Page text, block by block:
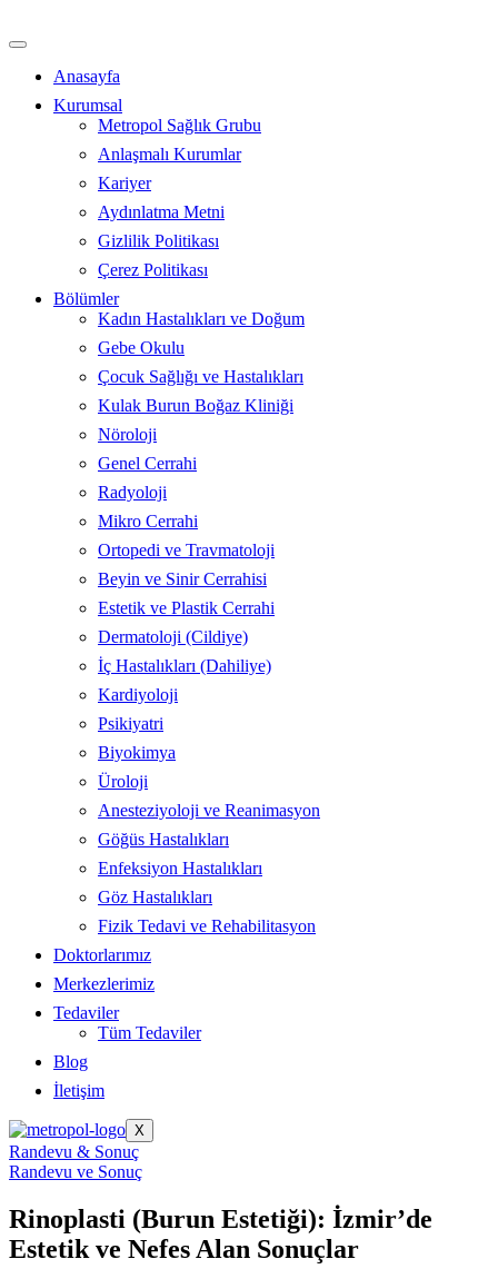
atla
Anasayfa
Kurumsal
Metropol Sağlık Grubu
Anlaşmalı Kurumlar
Kariyer
Aydınlatma Metni
Gizlilik Politikası
Çerez Politikası
Bölümler
Kadın Hastalıkları ve Doğum
Gebe Okulu
Çocuk Sağlığı ve Hastalıkları
Kulak Burun Boğaz Kliniği
Nöroloji
Genel Cerrahi
Radyoloji
Mikro Cerrahi
Ortopedi ve Travmatoloji
Beyin ve Sinir Cerrahisi
Estetik ve Plastik Cerrahi
Dermatoloji (Cildiye)
İç Hastalıkları (Dahiliye)
Kardiyoloji
Psikiyatri
Biyokimya
Üroloji
Anesteziyoloji ve Reanimasyon
Göğüs Hastalıkları
Enfeksiyon Hastalıkları
Göz Hastalıkları
Fizik Tedavi ve Rehabilitasyon
Doktorlarımız
Merkezlerimiz
Tedaviler
Tüm Tedaviler
Blog
İletişim
X
Randevu & Sonuç
Randevu ve Sonuç
Rinoplasti (Burun Estetiği): İzmir’de
Estetik ve Nefes Alan Sonuçlar